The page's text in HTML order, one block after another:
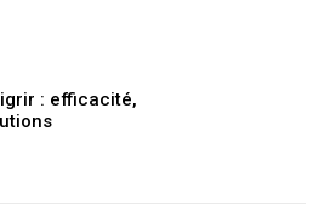
: efficacité,